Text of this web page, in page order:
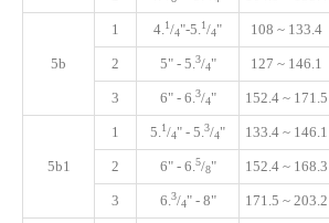
5b
1 4.1/4"-5.1/4" 108 ~ 133.4
2 5" - 5.3/4" 127 ~ 146.1
3 6" - 6.3/4" 152.4 ~ 171.5
5b1
1 5.1/4" - 5.3/4" 133.4 ~ 146.1
2 6" - 6.5/8" 152.4 ~ 168.3
3 6.3/4" - 8" 171.5 ~ 203.2